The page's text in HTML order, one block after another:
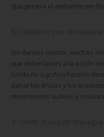
que genera el ambiente
Sin darnos cuenta, muchas
que deberíamos a la acción
fondo no significa hacerlo
dañar las encías y los
movimientos suaves y